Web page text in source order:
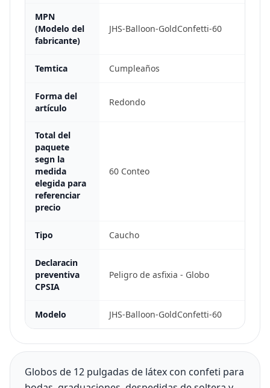
MPN
(Modelo del
fabricante)
JHS-Balloon-GoldConfetti-60
Temtica Cumpleaños
Forma del
artículo
Redondo
Total del
paquete
segn la
medida
elegida para
referenciar
precio
60 Conteo
Tipo Caucho
Declaracin
preventiva
CPSIA
Peligro de asfixia - Globo
Modelo JHS-Balloon-GoldConfetti-60
Globos de 12 pulgadas de látex con confeti para